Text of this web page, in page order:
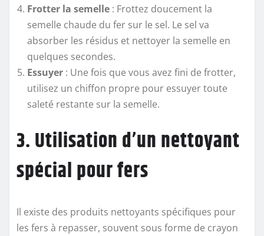
Frotter la semelle : Frottez doucement la
semelle chaude du fer sur le sel. Le sel va
absorber les résidus et nettoyer la semelle en
quelques secondes.
Essuyer : Une fois que vous avez fini de frotter,
utilisez un chiffon propre pour essuyer toute
saleté restante sur la semelle.
3. Utilisation d’un nettoyant
spécial pour fers
Il existe des produits nettoyants spécifiques pour
les fers à repasser, souvent sous forme de crayon